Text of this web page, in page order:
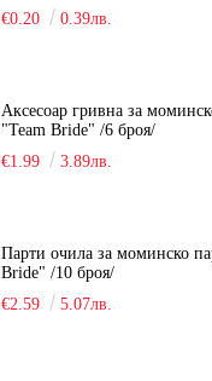
€0.20 0.39лв.
Аксесоар гривна за
"Team Bride" /6 броя/
€1.99
3.89лв.
Парти очила за моминско
Bride" /10 броя/
€2.59
5.07лв.